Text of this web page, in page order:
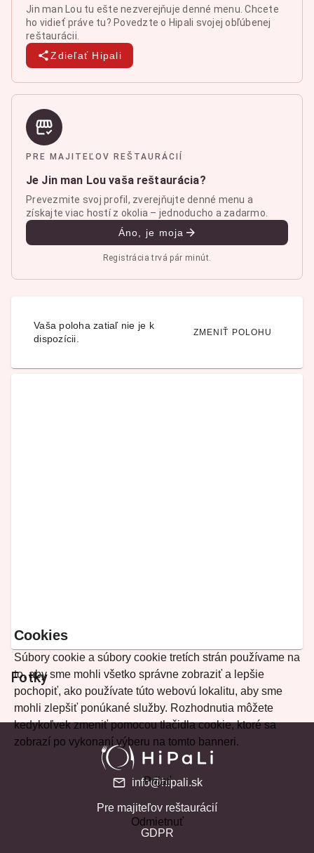
Jin man Lou tu ešte nezverejňuje denné menu. Chcete
ho vidieť práve tu? Povedzte o Hipali svojej obľúbenej
reštaurácii.
Zdieľať Hipali
PRE MAJITEĽOV REŠTAURÁCIÍ
Je Jin man Lou vaša reštaurácia?
Prevezmite svoj profil, zverejňujte denné menu a
získajte viac hostí z okolia – jednoducho a zadarmo.
Áno, je moja
Registrácia trvá pár minút.
Vaša poloha zatiaľ nie je k
dispozícii.
ZMENIŤ POLOHU
Fotky
Cookies
Súbory cookie a súbory cookie tretích strán používame na
to, aby sme mohli všetko správne zobraziť a lepšie
pochopiť, ako používate túto webovú lokalitu, aby sme
mohli zlepšiť ponúkané služby. Rozhodnutia môžete
kedykoľvek zmeniť pomocou tlačidla cookie, ktoré sa
zobrazí po vykonaní výberu na tomto banneri.
Prijať
Odmietnuť
info@hipali.sk
Pre majiteľov reštaurácií
GDPR